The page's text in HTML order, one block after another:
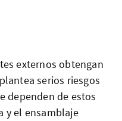
externos obtengan
serios riesgos
dependen de estos
y el ensamblaje